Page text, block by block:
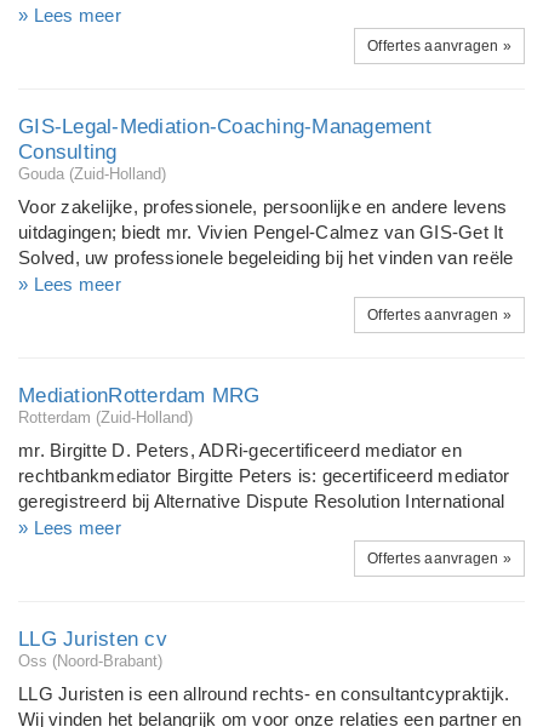
oplossingen. Zij is vanaf 1993 international actief als Mediator
en Juridisch Adviseur. En vanaf 1984 ook als (life) Coach /
maatschappelijk. Zij beschouwd zich zelf, gelet hierop en op
een generalist en de diensten die zij aanbiedt doet zij met
inachtneming van de nodige specialistische inslag op
uiteenlopende gebieden. Vivien is als jurist en als mediator
respectievelijke diensten. Arbeidsconflicten o -
Arbeidsvoorwaarden o -Ontslag o - Exit mediation / exit
counseling o - Arbeidsrelatie Herstel o -
Samenwerkingsconflicten o - Samenwerkingsrelaties
Contracten o - Huurgeschillen o - Ontbinding rechtspersoon /
» Lees meer
Offertes aanvragen »
GIS-Legal-Mediation-Coaching-Management
Consulting
Gouda (Zuid-Holland)
Voor zakelijke, professionele, persoonlijke en andere levens
uitdagingen; biedt mr. Vivien Pengel-Calmez van GIS-Get It
Solved, uw professionele begeleiding bij het vinden van reële
oplossingen. Zij is vanaf 1993 international actief als Mediator
en Juridisch Adviseur. En vanaf 1984 ook als (life) Coach /
maatschappelijk. Zij beschouwd zich zelf, gelet hierop en op
een generalist en de diensten die zij aanbiedt doet zij met
inachtneming van de nodige specialistische inslag op
een ervaringsdeskundige op het gebied van de volgende
respectievelijke diensten. Arbeidsconflicten o -
Arbeidsvoorwaarden o -Ontslag o - Exit mediation / exit
counseling o - Arbeidsrelatie Herstel o -
Samenwerkingsconflicten o - Samenwerkingsrelaties
» Lees meer
Offertes aanvragen »
MediationRotterdam MRG
Rotterdam (Zuid-Holland)
mr. Birgitte D. Peters, ADRi-gecertificeerd mediator en
rechtbankmediator Birgitte Peters is: gecertificeerd mediator
geregistreerd bij Alternative Dispute Resolution International
(ADR) rechtbankmediator Zij is lid van: afdeling
Familiemediation van de Nederlandse Mediatorsvereniging
(NMv) Rotterdamse Mediators Associatie (RMA)
Birgitte is bekend met de verschillende stijlen van mediation.
De nadruk ligt in eerste instantie op de probleemoplossende
gestructureerd gesprek. Met als doel een zo goed mogelijke
» Lees meer
Offertes aanvragen »
LLG Juristen cv
Oss (Noord-Brabant)
LLG Juristen is een allround rechts- en consultantcypraktijk.
Wij vinden het belangrijk om voor onze relaties een partner en